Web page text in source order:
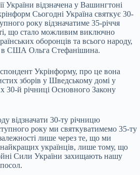
України відзначена у Вашингтоні
Сьогодні Україна святкує 30-
року відзначатиме 35-річчя
що стало можливим виключно
оборонців та всього народу,
в США Ольга Стефанішина.
Укрінформу, про це вона
зборів у Шведському домі у
30-й річниці Основного Закону
відзначати 30-ту річницю
року ми святкуватимемо 35-ту
лише через те, що ми
найкращих українців, лише тому, що
Сили України захищають нашу